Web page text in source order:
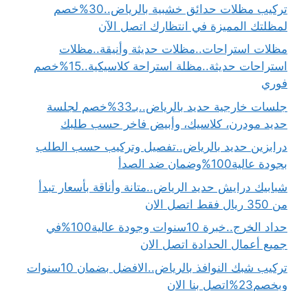
تركيب مظلات حدائق خشبية بالرياض..30%خصم
لمظلتك المميزة في انتظارك اتصل الآن
مظلات استراحات..مظلات حديثة وأنيقة..مظلات
استراحات حديثة..مظلة استراحة كلاسيكية..15%خصم
فوري
جلسات خارجية حديد بالرياض..بـ33%خصم لجلسة
حديد مودرن، كلاسيك، وأبيض فاخر حسب طلبك
درابزين حديد بالرياض..تفصيل وتركيب حسب الطلب
بجودة عالية100%وضمان ضد الصدأ
شبابيك درايش حديد الرياض..متانة وأناقة بأسعار تبدأ
من 350 ريال فقط اتصل الان
حداد الخرج..خبرة 10سنوات وجودة عالية100%في
جميع أعمال الحدادة اتصل الان
تركيب شبك النوافذ بالرياض..الافضل بضمان 10سنوات
وبخصم23%اتصل بنا الان